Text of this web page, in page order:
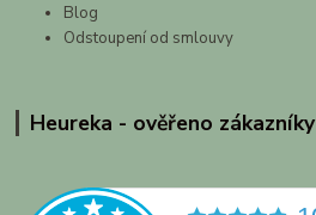
Blog
Odstoupení od smlouvy
Heureka - ověřeno zákazníky